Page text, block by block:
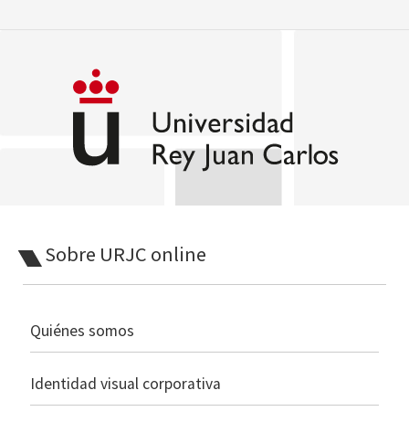
Sobre URJC online
Quiénes somos
Identidad visual corporativa